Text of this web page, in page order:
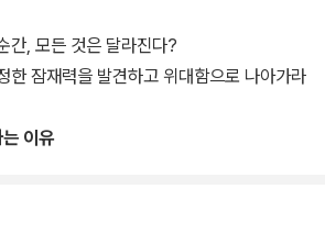
된 《위대한 나의 발견☆강점혁명》(2025
완하는 데에 집중되었던 모든 관심을 강점에
간된 지 25년이 다 되어가지만 여전히 미
발을 위해 단체 주문 문의가 20년 넘게 쇄도
간, 모든 것은 달라진다?
강점으로 진정한 잠재력을 발견하고 위대함으로 나아가라
이유